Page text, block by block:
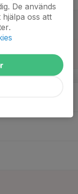
De används
oss att